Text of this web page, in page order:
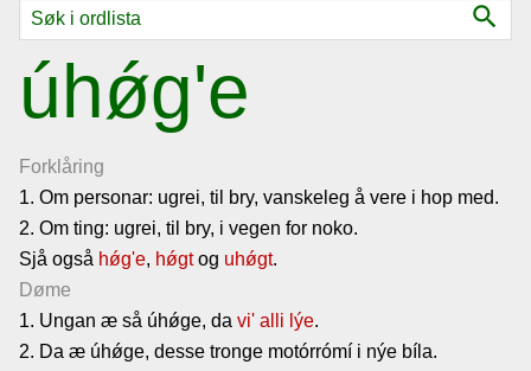
search
úhǿg'e
Forklåring
1. Om personar: ugrei, til bry, vanskeleg å vere i hop med.
2. Om ting: ugrei, til bry, i vegen for noko.
Sjå også hǿg'e, hǿgtog uhǿgt.
Døme
1. Ungan æ så úhǿge, da vi' alli lýe.
2. Da æ úhǿge, desse tronge motórrómí i nýe bíla.
Ordliste
Om
vallemålet
Gjestebok
Nyhende